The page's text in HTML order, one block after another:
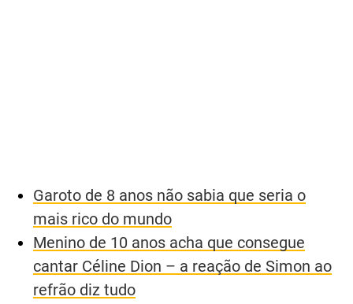
Garoto de 8 anos não sabia que seria o
mais rico do mundo
Menino de 10 anos acha que consegue
cantar Céline Dion – a reação de Simon ao
refrão diz tudo